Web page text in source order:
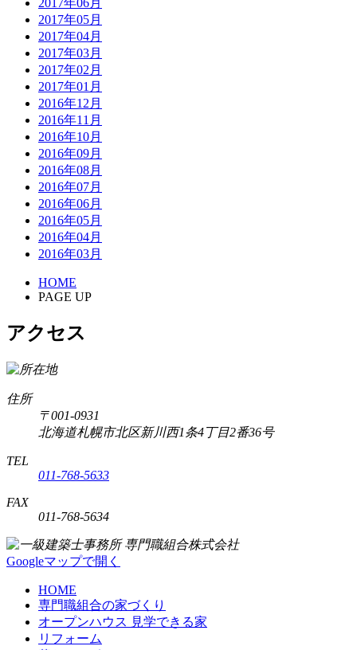
2017年06月
2017年05月
2017年04月
2017年03月
2017年02月
2017年01月
2016年12月
2016年11月
2016年10月
2016年09月
2016年08月
2016年07月
2016年06月
2016年05月
2016年04月
2016年03月
HOME
PAGE UP
アクセス
住所
〒001-0931
北海道札幌市北区新川西1条4丁目2番36号
TEL
011-768-5633
FAX
011-768-5634
Googleマップで開く
HOME
専門職組合の家づくり
オープンハウス 見学できる家
リフォーム